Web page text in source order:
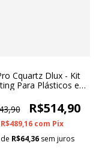
Cquartz Dlux - Kit
Para Plásticos e
R$514,90
R$489,16 com Pix
R$64,36 sem juros